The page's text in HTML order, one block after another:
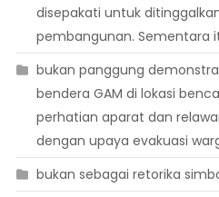
disepakati untuk
pembangunan. Sementara
bukan panggung
bendera GAM di lokasi
perhatian aparat dan
dengan upaya evakuasi
bukan sebagai retorika